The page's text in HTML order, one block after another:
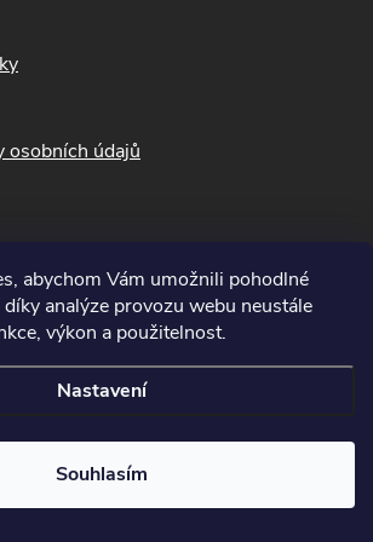
abychom Vám umožnili pohodlné
analýze provozu webu neustále
výkon a použitelnost.
Nastavení
Souhlasím
osobních údajů
skudcu.cz
nastavení cookies